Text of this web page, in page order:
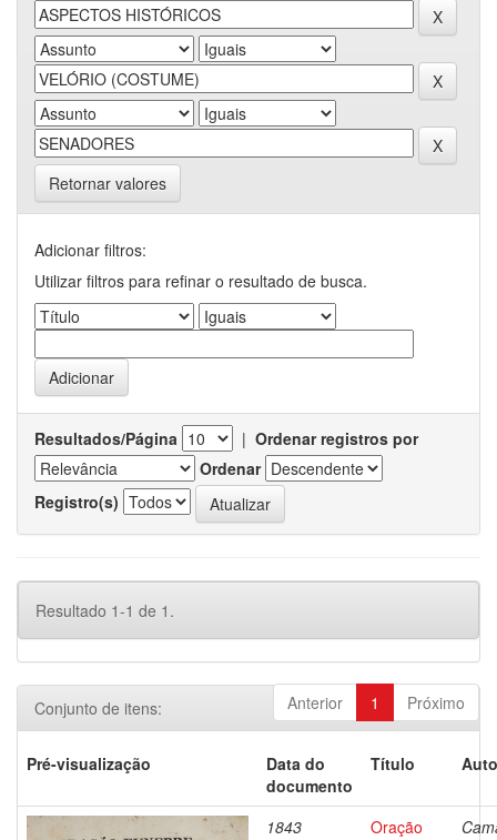
Retornar valores
Adicionar filtros:
Utilizar filtros para refinar o resultado de busca.
Resultados/Página | Ordenar registros por
Ordenar
Registro(s)
Resultado 1-1 de 1.
Anterior 1 Próximo
Conjunto de itens:
Pré-visualização
Data do
documento
Título
1843
Oração